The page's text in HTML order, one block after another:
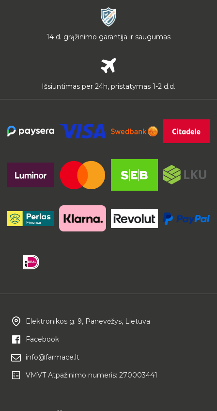
14 d. grąžinimo garantija ir saugumas
Išsiuntimas per 24h, pristatymas 1-2 d.d.
Elektronikos g. 9, Panevėžys, Lietuva
Facebook
info@farmace.lt
VMVT Atpažinimo numeris: 270003441